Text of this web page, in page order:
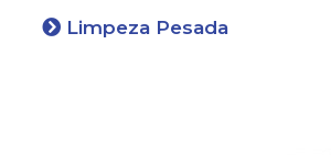
Limpeza Pesada